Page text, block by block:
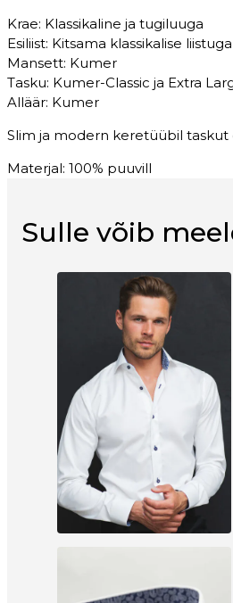
Krae: Klassikaline ja tugiluuga
Esiliist: Kitsama klassikalise liistuga
Mansett: Kumer
Tasku: Kumer-Classic ja Extra
Alläär: Kumer
Slim ja modern keretüübil taskut
Materjal: 100% puuvill
Sulle võib
Sellel